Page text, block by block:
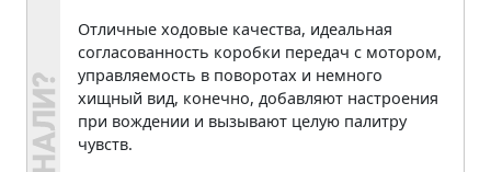
Отличные ходовые качества, идеальная
согласованность коробки передач с мотором,
управляемость в поворотах и немного
хищный вид, конечно, добавляют настроения
при вождении и вызывают целую палитру
чувств.